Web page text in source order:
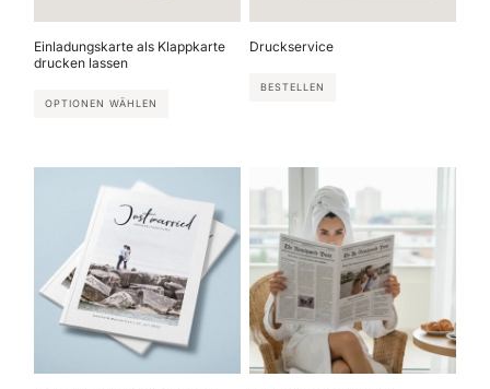
Einladungskarte als Klappkarte
drucken lassen
OPTIONEN WÄHLEN
Druckservice
BESTELLEN